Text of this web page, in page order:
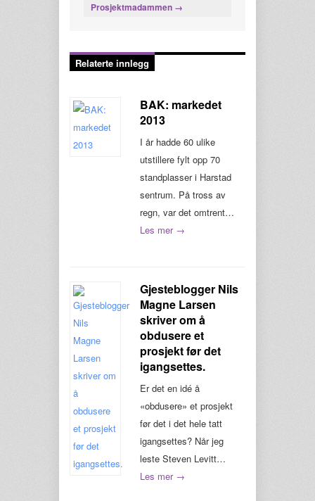
Prosjektmadammen →
Relaterte innlegg
BAK: markedet
2013
I år hadde 60 ulike
utstillere fylt opp 70
standplasser i Harstad
sentrum. På tross av
regn, var det omtrent…
Les mer →
Gjesteblogger Nils
Magne Larsen
skriver om å
obdusere et
prosjekt før det
igangsettes.
Er det en idé å
«obdusere» et prosjekt
før det i det hele tatt
igangsettes? Når jeg
leste Steven Levitt…
Les mer →